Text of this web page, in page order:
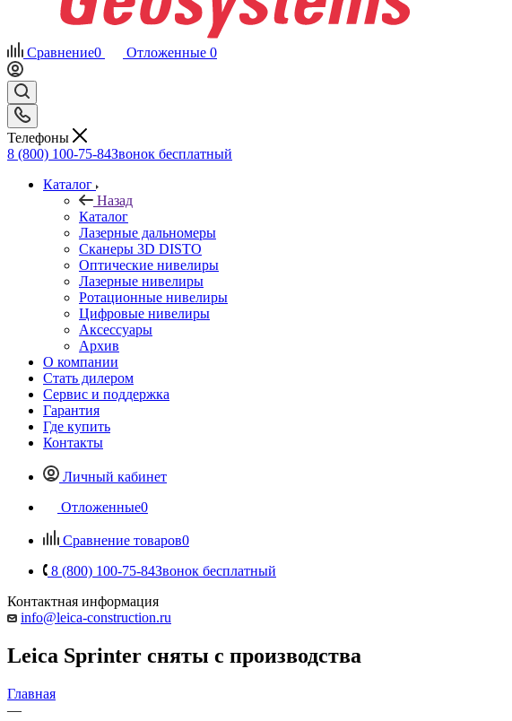
Сравнение0 Отложенные 0
Телефоны
8 (800) 100-75-84Звонок бесплатный
Каталог
Назад
Каталог
Лазерные дальномеры
Сканеры 3D DISTO
Оптические нивелиры
Лазерные нивелиры
Ротационные нивелиры
Цифровые нивелиры
Аксессуары
Архив
О компании
Стать дилером
Сервис и поддержка
Гарантия
Где купить
Контакты
Личный кабинет
Отложенные0
Сравнение товаров0
8 (800) 100-75-84Звонок бесплатный
Контактная информация
info@leica-construction.ru
Leica Sprinter сняты с производства
Главная
—